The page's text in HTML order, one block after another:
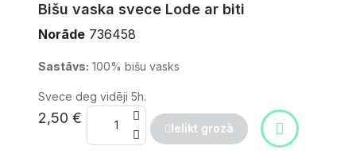
Bišu vaska svece Lode ar biti
Norāde 736458
Sastāvs: 100% bišu vasks
Svece deg vidēji 5h.
2,50 €
Ielikt grozā